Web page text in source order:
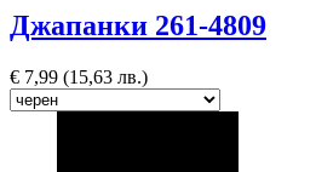
Джапанки 261-4809
€ 7,99 (15,63 лв.)